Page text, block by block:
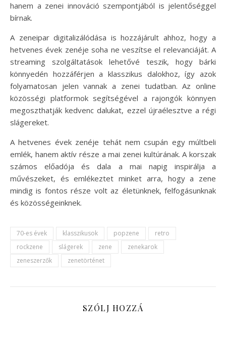
hanem a zenei innováció szempontjából is jelentőséggel
bírnak.
A zeneipar digitalizálódása is hozzájárult ahhoz, hogy a
hetvenes évek zenéje soha ne veszítse el relevanciáját. A
streaming szolgáltatások lehetővé teszik, hogy bárki
könnyedén hozzáférjen a klasszikus dalokhoz, így azok
folyamatosan jelen vannak a zenei tudatban. Az online
közösségi platformok segítségével a rajongók könnyen
megoszthatják kedvenc dalukat, ezzel újraélesztve a régi
slágereket.
A hetvenes évek zenéje tehát nem csupán egy múltbeli
emlék, hanem aktív része a mai zenei kultúrának. A korszak
számos előadója és dala a mai napig inspirálja a
művészeket, és emlékeztet minket arra, hogy a zene
mindig is fontos része volt az életünknek, felfogásunknak
és közösségeinknek.
70-es évek klasszikusok popzene
retro
rockzene
slágerek zene
zenekarok
zeneszerzők
zenetörténet
SZÓLJ HOZZÁ